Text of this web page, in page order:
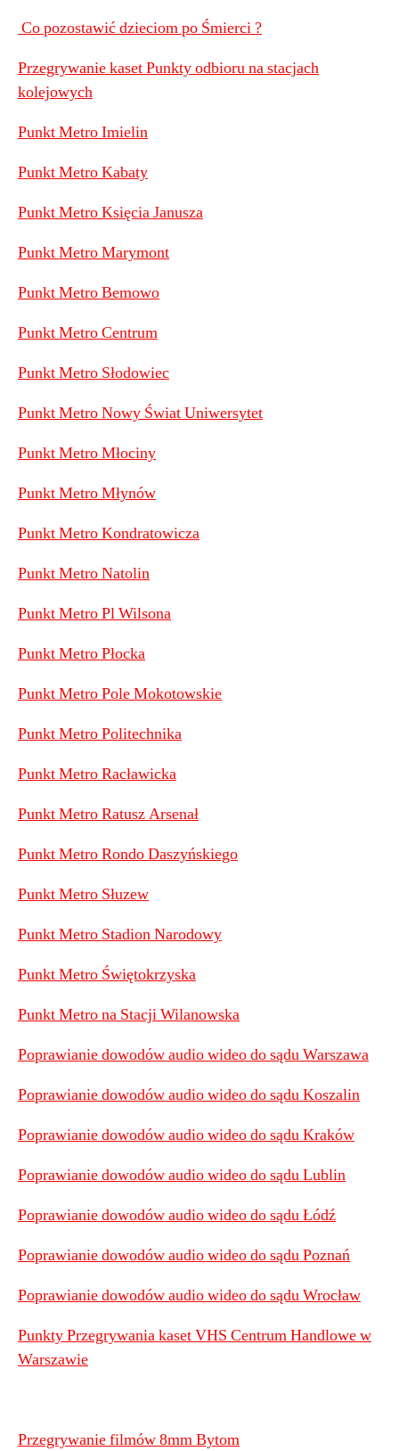
Co pozostawić dzieciom po Śmierci ?
Przegrywanie kaset Punkty odbioru na stacjach
kolejowych
Punkt Metro Imielin
Punkt Metro Kabaty
Punkt Metro Księcia Janusza
Punkt Metro Marymont
Punkt Metro Bemowo
Punkt Metro Centrum
Punkt Metro Słodowiec
Punkt Metro Nowy Świat Uniwersytet
Punkt Metro Młociny
Punkt Metro Młynów
Punkt Metro Kondratowicza
Punkt Metro Natolin
Punkt Metro Pl Wilsona
Punkt Metro Płocka
Punkt Metro Pole Mokotowskie
Punkt Metro Politechnika
Punkt Metro Racławicka
Punkt Metro Ratusz Arsenał
Punkt Metro Rondo Daszyńskiego
Punkt Metro Słuzew
Punkt Metro Stadion Narodowy
Punkt Metro Świętokrzyska
Punkt Metro na Stacji Wilanowska
Poprawianie dowodów audio wideo do sądu Warszawa
Poprawianie dowodów audio wideo do sądu Koszalin
Poprawianie dowodów audio wideo do sądu Kraków
Poprawianie dowodów audio wideo do sądu Lublin
Poprawianie dowodów audio wideo do sądu Łódź
Poprawianie dowodów audio wideo do sądu Poznań
Poprawianie dowodów audio wideo do sądu Wrocław
Punkty Przegrywania kaset VHS Centrum Handlowe w
Warszawie
Przegrywanie filmów 8mm Bytom